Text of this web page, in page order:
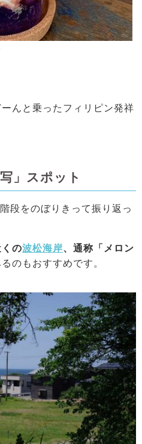
んと乗ったフィリピン発祥
」スポット
段をのぼりきって振り返っ
の波松海岸、通称「メロン
のもおすすめです。